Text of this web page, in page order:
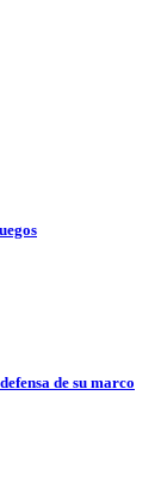
de su marco